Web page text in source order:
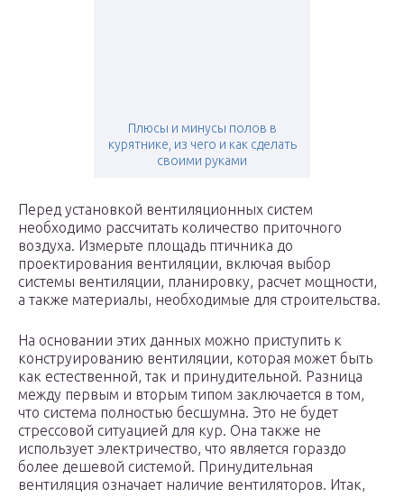
Плюсы и минусы полов в
курятнике, из чего и как сделать
своими руками
Перед установкой вентиляционных систем
необходимо рассчитать количество приточного
воздуха. Измерьте площадь птичника до
проектирования вентиляции, включая выбор
системы вентиляции, планировку, расчет мощности,
а также материалы, необходимые для строительства.
На основании этих данных можно приступить к
конструированию вентиляции, которая может быть
как естественной, так и принудительной. Разница
между первым и вторым типом заключается в том,
что система полностью бесшумна. Это не будет
стрессовой ситуацией для кур. Она также не
использует электричество, что является гораздо
более дешевой системой. Принудительная
вентиляция означает наличие вентиляторов. Итак,